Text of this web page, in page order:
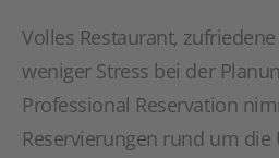
Volles Restaurant,
weniger Stress bei der
Professional Reservation
Reservierungen rund um die